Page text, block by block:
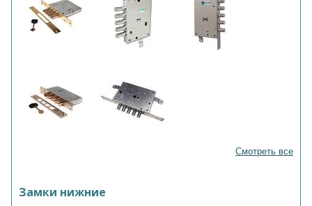
Смотреть все
Замки нижние